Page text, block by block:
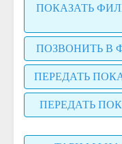
ПОКАЗАТЬ
ПОЗВОНИТЬ В
ПЕРЕДАТЬ
ПЕРЕДАТЬ